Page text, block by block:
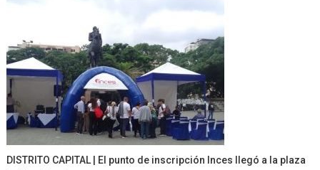
DISTRITO CAPITAL | El punto de inscripción Inces llegó a la plaza